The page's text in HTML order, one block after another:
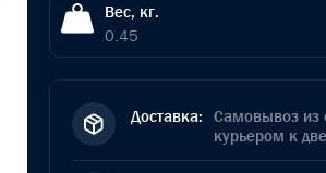
Вес, кг.
0.45
Доставка: Самовывоз из
курьером к